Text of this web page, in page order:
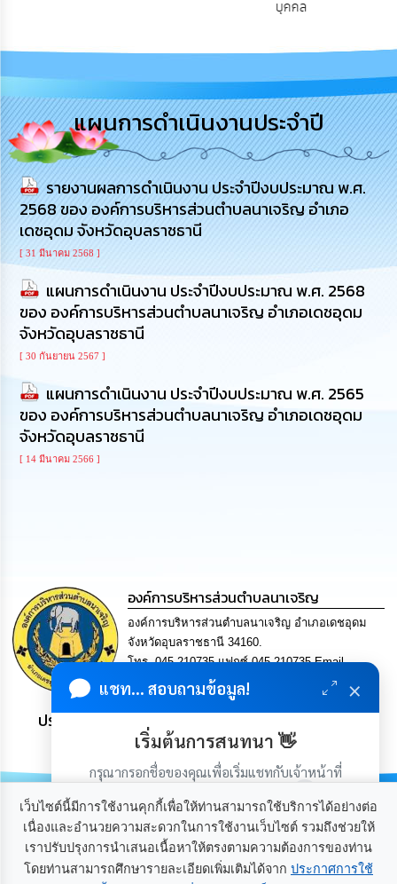
ทรัพยากร
การ
บริหาร
งาน
การ
ส่ง
เสริม
ความ
โปร่งใส
การ
จัด
ซื้อ
จัด
จ้าง
การ
เงิน
การ
คลัง
การ
ดำเนิน
การ
เพื่อ
ป้องกัน
การ
ทุจริต
เสริม
คุณธรรม
และ
ความ
โปร่งใส
แผนการดำเนินงานประจำปี
รายงานผลการดำเนินงาน ประจำปีงบประมาณ พ.ศ.
2568 ของ องค์การบริหารส่วนตำบลนาเจริญ อำเภอ
เดชอุดม จังหวัดอุบลราชธานี
[ 31 มีนาคม 2568 ]
แผนการดำเนินงาน ประจำปีงบประมาณ พ.ศ. 2568
ของ องค์การบริหารส่วนตำบลนาเจริญ อำเภอเดชอุดม
จังหวัดอุบลราชธานี
[ 30 กันยายน 2567 ]
แผนการดำเนินงาน ประจำปีงบประมาณ พ.ศ. 2565
ของ องค์การบริหารส่วนตำบลนาเจริญ อำเภอเดชอุดม
จังหวัดอุบลราชธานี
[ 14 มีนาคม 2566 ]
แชท... สอบถามข้อมูล! ×
เริ่มต้นการสนทนา 👋
กรุณากรอกชื่อของคุณเพื่อเริ่มแชทกับเจ้าหน้าที่
องค์การบริหารส่วนตำบลนาเจริญ
องค์การบริหารส่วนตำบลนาเจริญ อำเภอเดชอุดม
จังหวัดอุบลราชธานี 34160.
โทร. 045-210735 แฟกซ์ 045-210735 Email
saraban@nacharoen.go.th
ประชาชน มีภูมิคุ้มกัน พึ่งพาตนเอง พอเพียง เป็นสุข
เกี่ยวกับเรา ติดต่อเรา
เว็บไซต์นี้มีการใช้งานคุกกี้เพื่อให้ท่านสามารถใช้บริการได้อย่างต่อ
เนื่องและอำนวยความสะดวกในการใช้งานเว็บไซต์ รวมถึงช่วยให้
เราปรับปรุงการนำเสนอเนื้อหาให้ตรงตามความต้องการของท่าน
โดยท่านสามารถศึกษารายละเอียดเพิ่มเติมได้จาก ประกาศการใช้